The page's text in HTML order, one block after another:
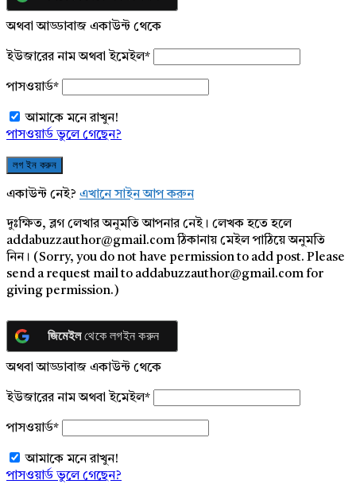
অথবা আড্ডাবাজ একাউন্ট থেকে
ইউজারের নাম অথবা ইমেইল*
পাসওয়ার্ড*
আমাকে মনে রাখুন!
পাসওয়ার্ড ভুলে গেছেন?
একাউন্ট নেই? এখানে সাইন আপ করুন
দুঃক্ষিত, ব্লগ লেখার অনুমতি আপনার নেই। লেখক হতে হলে
addabuzzauthor@gmail.com ঠিকানায় মেইল পাঠিয়ে অনুমতি
নিন। (Sorry, you do not have permission to add post. Please
send a request mail to addabuzzauthor@gmail.com for
giving permission.)
জিমেইলথেকে লগইন করুন
অথবা আড্ডাবাজ একাউন্ট থেকে
ইউজারের নাম অথবা ইমেইল*
পাসওয়ার্ড*
আমাকে মনে রাখুন!
পাসওয়ার্ড ভুলে গেছেন?